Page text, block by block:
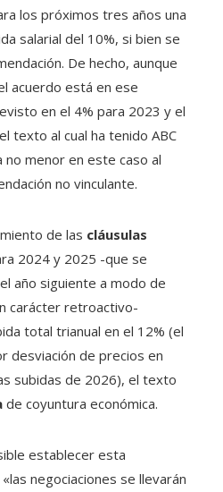
los próximos tres años una
salarial del 10%, si bien se
De hecho, aunque
acuerdo está en ese
en el 4% para 2023 y el
texto al cual ha tenido ABC
no menor en este caso al
no vinculante.
de las cláusulas
2024 y 2025 -que se
año siguiente a modo de
carácter retroactivo-
total trianual en el 12% (el
desviación de precios en
subidas de 2026), el texto
de coyuntura económica.
establecer esta
negociaciones se llevarán